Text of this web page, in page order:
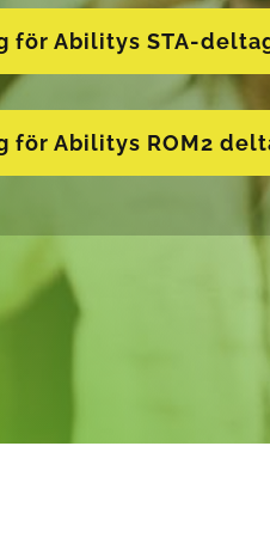
för Abilitys STA-
för Abilitys ROM2